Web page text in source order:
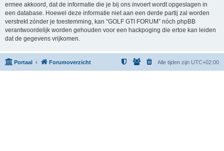
ermee akkoord, dat de informatie die je bij ons invoert wordt opgeslagen in
een database. Hoewel deze informatie niet aan een derde partij zal worden
verstrekt zónder je toestemming, kan “GOLF GTI FORUM” nóch phpBB
verantwoordelijk worden gehouden voor een hackpoging die ertoe kan leiden
dat de gegevens vrijkomen.
Portaal Forumoverzicht Alle tijden zijn UTC+02:00